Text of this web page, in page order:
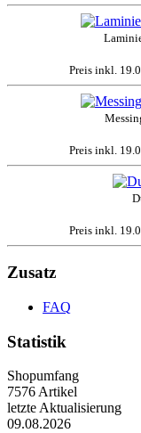
Preis inkl.
Preis inkl.
Preis inkl.
Zusatz
FAQ
Statistik
Shopumfang
7576 Artikel
letzte Aktualisierung
09.08.2026